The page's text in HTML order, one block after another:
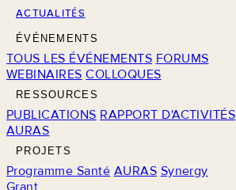
ACTUALITÉS
ÉVÉNEMENTS
TOUS LES ÉVÉNEMENTS FORUMS
WEBINAIRES COLLOQUES
RESSOURCES
PUBLICATIONS RAPPORT D'ACTIVITÉS
AURAS
PROJETS
Programme Santé AURAS Synergy
Grant